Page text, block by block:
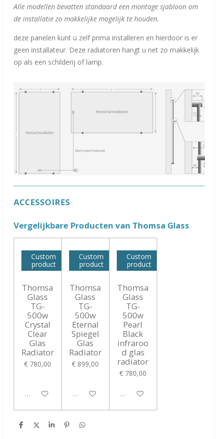
Alle modellen bevatten standaard een montage sjabloon om
de installatie zo makkelijke mogelijk te houden.
deze panelen kunt u zelf prima installeren en hierdoor is er
geen installateur. Deze radiatoren hangt u net zo makkelijk
op als een schilderij of lamp.
ACCESSOIRES
Vergelijkbare Producten van Thomsa Glass
Custom
product
Thomsa
Glass
TG-
500w
Crystal
Clear
Glas
Radiator
€ 780,00
In winkelwagen
Custom
product
Thomsa
Glass
TG-
500w
Eternal
Spiegel
Glas
Radiator
€ 899,00
In winkelwagen
Custom
product
Thomsa
Glass
TG-
500w
Pearl
Black
infraroo
d glas
radiator
€ 780,00
In winkelwagen
D
D
S
P
D